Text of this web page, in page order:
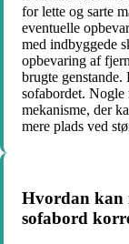
for lette og sarte
eventuelle
med indbyggede
opbevaring af
brugte
sofabordet.
mekanisme, der
mere plads ved
Hvordan kan
sofabord